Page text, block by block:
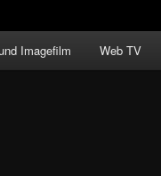
Imagefilm Web TV